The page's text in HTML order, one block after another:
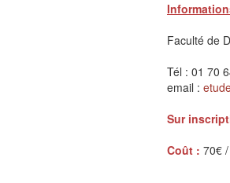
Faculté de
Tél : 01 70
email :
Sur
Coût : 70€